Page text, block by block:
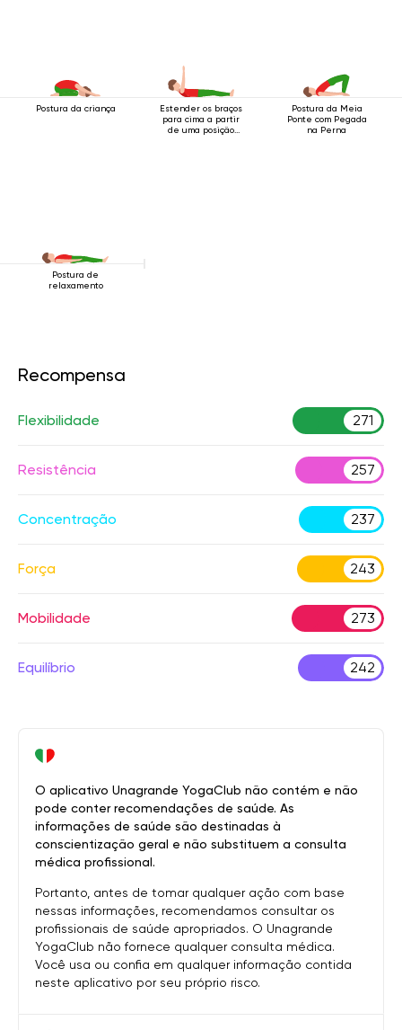
Postura da criança
Estender os braços
para cima a partir
de uma posição
Postura da Meia
Ponte com Pegada
na Perna
Postura de
relaxamento
Recompensa
Flexibilidade 271
Resistência 257
Concentração 237
Força 243
Mobilidade 273
Equilíbrio 242
O aplicativo Unagrande YogaClub não contém e não
pode conter recomendações de saúde. As
informações de saúde são destinadas à
conscientização geral e não substituem a consulta
médica profissional.
Portanto, antes de tomar qualquer ação com base
nessas informações, recomendamos consultar os
profissionais de saúde apropriados. O Unagrande
YogaClub não fornece qualquer consulta médica.
Você usa ou confia em qualquer informação contida
neste aplicativo por seu próprio risco.